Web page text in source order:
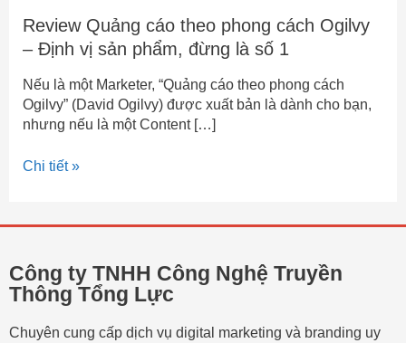
Review Quảng cáo theo phong cách Ogilvy
– Định vị sản phẩm, đừng là số 1
Nếu là một Marketer, “Quảng cáo theo phong cách
Ogilvy” (David Ogilvy) được xuất bản là dành cho bạn,
nhưng nếu là một Content […]
số
Chi tiết »
Công ty TNHH Công Nghệ Truyền
Thông Tổng Lực
Chuyên cung cấp dịch vụ digital marketing và branding uy